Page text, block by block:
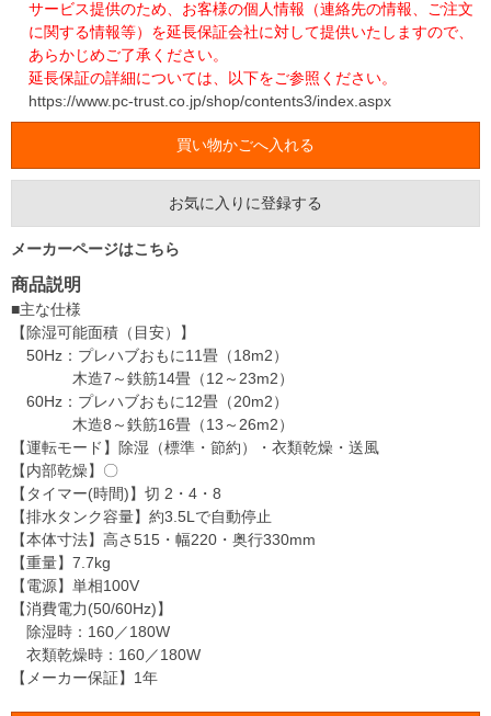
サービス提供のため、お客様の個人情報（連絡先の情報、ご注文
に関する情報等）を延長保証会社に対して提供いたしますので、
あらかじめご了承ください。
延長保証の詳細については、以下をご参照ください。
https://www.pc-trust.co.jp/shop/contents3/index.aspx
お気に入りに登録する
メーカーページはこちら
商品説明
■主な仕様
【除湿可能面積（目安）】
50Hz：プレハブおもに11畳（18m2）
木造7～鉄筋14畳（12～23m2）
60Hz：プレハブおもに12畳（20m2）
木造8～鉄筋16畳（13～26m2）
【運転モード】除湿（標準・節約）・衣類乾燥・送風
【内部乾燥】〇
【タイマー(時間)】切 2・4・8
【排水タンク容量】約3.5Lで自動停止
【本体寸法】高さ515・幅220・奥行330mm
【重量】7.7kg
【電源】単相100V
【消費電力(50/60Hz)】
除湿時：160／180W
衣類乾燥時：160／180W
【メーカー保証】1年